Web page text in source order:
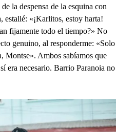
la despensa de la esquina con
estallé: «¡Karlitos, estoy harta!
fijamente todo el tiempo?» No
genuino, al responderme: «Solo
Montse». Ambos sabíamos que
era necesario. Barrio Paranoia no